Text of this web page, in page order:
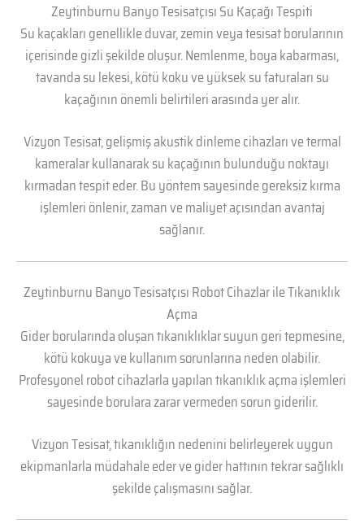
Zeytinburnu Banyo Tesisatçısı Su Kaçağı Tespiti
Su kaçakları genellikle duvar, zemin veya tesisat borularının
içerisinde gizli şekilde oluşur. Nemlenme, boya kabarması,
tavanda su lekesi, kötü koku ve yüksek su faturaları su
kaçağının önemli belirtileri arasında yer alır.
Vizyon Tesisat, gelişmiş akustik dinleme cihazları ve termal
kameralar kullanarak su kaçağının bulunduğu noktayı
kırmadan tespit eder. Bu yöntem sayesinde gereksiz kırma
işlemleri önlenir, zaman ve maliyet açısından avantaj
sağlanır.
Zeytinburnu Banyo Tesisatçısı Robot Cihazlar ile Tıkanıklık
Açma
Gider borularında oluşan tıkanıklıklar suyun geri tepmesine,
kötü kokuya ve kullanım sorunlarına neden olabilir.
Profesyonel robot cihazlarla yapılan tıkanıklık açma işlemleri
sayesinde borulara zarar vermeden sorun giderilir.
Vizyon Tesisat, tıkanıklığın nedenini belirleyerek uygun
ekipmanlarla müdahale eder ve gider hattının tekrar sağlıklı
şekilde çalışmasını sağlar.